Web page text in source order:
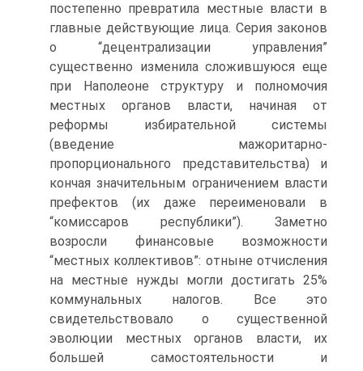
постепенно превратила местные власти в
главные действующие лица. Серия законов
о “децентрализации управления”
существенно изменила сложившуюся еще
при Наполеоне структуру и полномочия
местных органов власти, начиная от
реформы избирательной системы
(введение мажоритарно-
пропорционального представительства) и
кончая значительным ограничением власти
префектов (их даже переименовали в
“комиссаров республики”). Заметно
возросли финансовые возможности
“местных коллективов”: отныне отчисления
на местные нужды могли достигать 25%
коммунальных налогов. Все это
свидетельствовало о существенной
эволюции местных органов власти, их
большей самостоятельности и